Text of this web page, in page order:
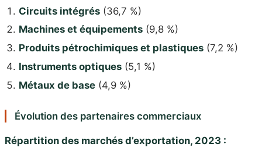
Circuits intégrés (36,7 %)
Machines et équipements (9,8 %)
Produits pétrochimiques et plastiques (7,2 %)
Instruments optiques (5,1 %)
Métaux de base (4,9 %)
Évolution des partenaires commerciaux
Répartition des marchés d’exportation, 2023 :